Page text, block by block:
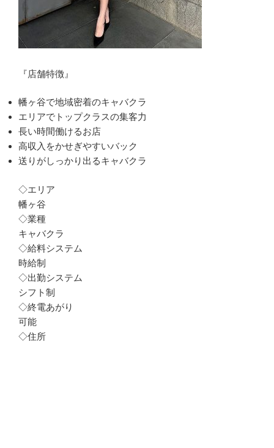
『店舗特徴』
幡ヶ谷で地域密着のキャバクラ
エリアでトップクラスの集客力
長い時間働けるお店
高収入をかせぎやすいバック
送りがしっかり出るキャバクラ
◇エリア
幡ヶ谷
◇業種
キャバクラ
◇給料システム
時給制
◇出勤システム
シフト制
◇終電あがり
可能
◇住所